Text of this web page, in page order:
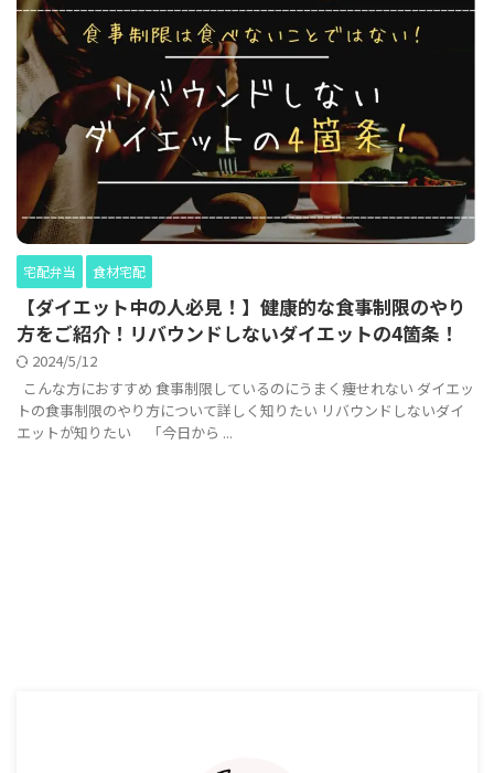
宅配弁当 食材宅配
【ダイエット中の人必見！】健康的な食事制限のやり
方をご紹介！リバウンドしないダイエットの4箇条！
2024/5/12
こんな方におすすめ 食事制限しているのにうまく痩せれない ダイエッ
トの食事制限のやり方について詳しく知りたい リバウンドしないダイ
エットが知りたい 「今日から ...